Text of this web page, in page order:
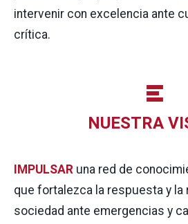
intervenir con excelencia ante
crítica.
NUESTRA
IMPULSAR una red de
que fortalezca la respuesta y la
sociedad ante emergencias y